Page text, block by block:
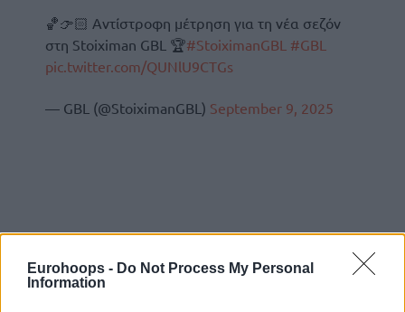
Eurohoops - Do Not Process My Personal
Information
🏀👉🏻 Αντίστροφη μέτρηση για τη νέα σεζόν
στη Stoiximan GBL 🏆#StoiximanGBL #GBL
pic.twitter.com/QUNlU9CTGs
— GBL (@StoiximanGBL) September 9, 2025